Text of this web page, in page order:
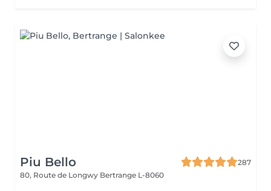
Piu Bello
287
80, Route de Longwy Bertrange L-8060